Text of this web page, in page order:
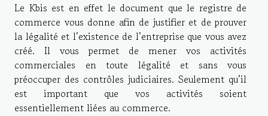
Le Kbis est en effet le document que le registre de
commerce vous donne afin de justifier et de prouver
la légalité et l’existence de l’entreprise que vous avez
créé. Il vous permet de mener vos activités
commerciales en toute légalité et sans vous
préoccuper des contrôles judiciaires. Seulement qu’il
est important que vos activités soient
essentiellement liées au commerce.